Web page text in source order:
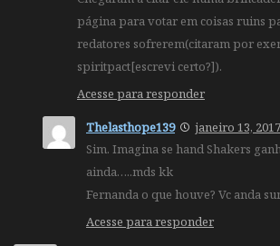
página para votar em coisas ruins
redatores sofrerem(citaram por
spiritpact[escrevi certo?]).
Acesse para responder
Thelasthope139
janeiro 13,
Sim. Imagina se hand Shakers
ainda…..mds kk
Fernanda o que houve? Vc anda
Acesse para responder